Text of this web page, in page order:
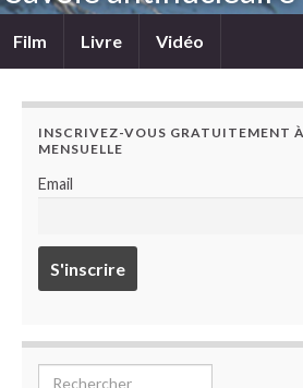
Film Livre Vidéo
INSCRIVEZ-VOUS GRATUITEMENT
MENSUELLE
Email
Search for: